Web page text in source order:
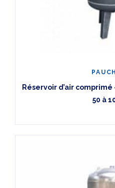
Réservoir d’air comprimé
50 à